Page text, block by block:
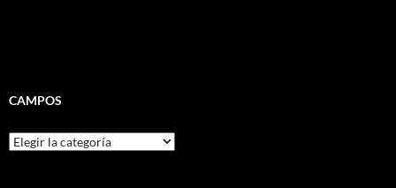
CAMPOS
CAMPOS